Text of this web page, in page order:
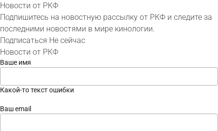
Новости от РКФ
Подпишитесь на новостную рассылку от РКФ и следите за
последними новостями в мире кинологии.
Подписаться Не сейчас
Новости от РКФ
Ваше имя
Какой-то текст ошибки
Ваш email